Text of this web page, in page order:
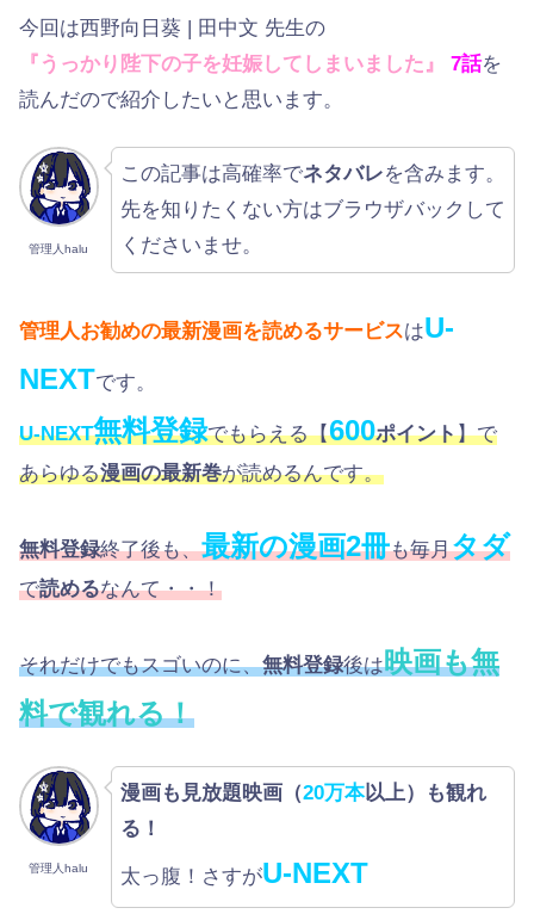
今回は西野向日葵 | 田中文 先生の
『うっかり陛下の子を妊娠してしまいました』
7話を
読んだので紹介したいと思います。
管理人halu
この記事は高確率でネタバレを含みます。
先を知りたくない方はブラウザバックして
くださいませ。
管理人お勧めの最新漫画を読めるサービスはU-
NEXTです。
U-NEXT無料登録でもらえる【600ポイント】で
あらゆる漫画の最新巻が読めるんです。
無料登録終了後も、最新の漫画2冊も毎月タダ
で読めるなんて・・！
それだけでもスゴいのに、無料登録後は映画も無
料で観れる！
管理人halu
漫画も見放題映画（20万本以上）も観れ
る！
太っ腹！さすがU-NEXT